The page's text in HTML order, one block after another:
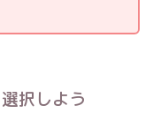
択しよう